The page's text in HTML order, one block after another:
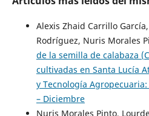
Alexis Zhaid Carrillo
Rodríguez, Nuris Morales
de la semilla de calabaza
cultivadas en Santa Lucía
y Tecnología
– Diciembre
Nuris Morales Pinto,